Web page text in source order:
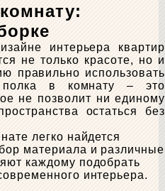
интерьера квартир
не только красоте, но и
правильно использовать
полка в комнату – это
не позволит ни единому
остаться без
легко найдется
материала и различные
каждому подобрать
интерьера.